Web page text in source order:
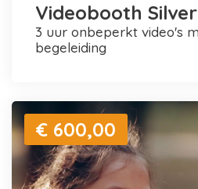
Videobooth Silver
3 uur onbeperkt video's maken + personele
begeleiding
€ 600,00